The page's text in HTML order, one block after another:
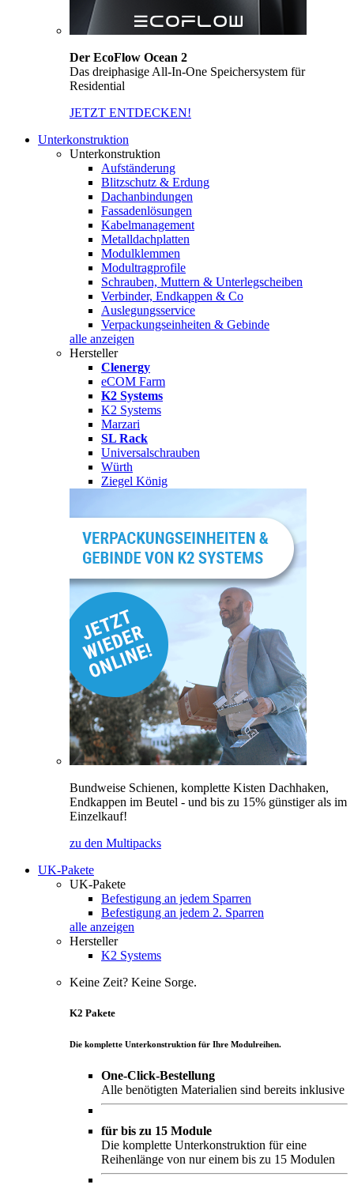
Der EcoFlow Ocean 2
Das dreiphasige All-In-One Speichersystem für
Residential
JETZT ENTDECKEN!
Unterkonstruktion
Unterkonstruktion
Aufständerung
Blitzschutz & Erdung
Dachanbindungen
Fassadenlösungen
Kabelmanagement
Metalldachplatten
Modulklemmen
Modultragprofile
Schrauben, Muttern & Unterlegscheiben
Verbinder, Endkappen & Co
Auslegungsservice
Verpackungseinheiten & Gebinde
alle anzeigen
Hersteller
Clenergy
eCOM Farm
K2 Systems
K2 Systems
Marzari
SL Rack
Universalschrauben
Würth
Ziegel König
Bundweise Schienen, komplette Kisten Dachhaken,
Endkappen im Beutel - und bis zu 15% günstiger als im
Einzelkauf!
zu den Multipacks
UK-Pakete
UK-Pakete
Befestigung an jedem Sparren
Befestigung an jedem 2. Sparren
alle anzeigen
Hersteller
K2 Systems
Keine Zeit? Keine Sorge.
K2 Pakete
Die komplette Unterkonstruktion für Ihre Modulreihen.
One-Click-Bestellung
Alle benötigten Materialien sind bereits inklusive
für bis zu 15 Module
Die komplette Unterkonstruktion für eine
Reihenlänge von nur einem bis zu 15 Modulen